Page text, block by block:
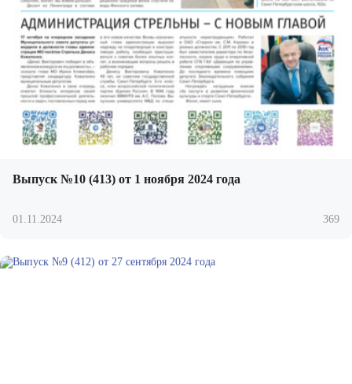
Выпуск №10 (413) от 1 ноября 2024 года
01.11.2024 369